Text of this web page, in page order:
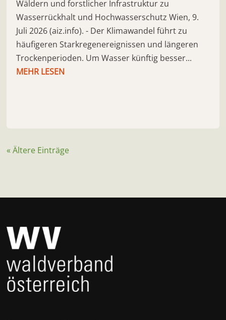
Wäldern und forstlicher Infrastruktur zu
Wasserrückhalt und Hochwasserschutz Wien, 9.
Juli 2026 (aiz.info). - Der Klimawandel führt zu
häufigeren Starkregenereignissen und längeren
Trockenperioden. Um Wasser künftig besser...
MEHR LESEN
« Ältere Einträge